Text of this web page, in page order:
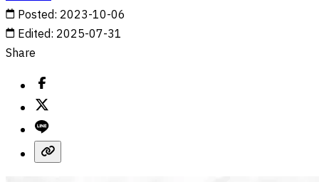
Posted: 2023-10-06
Edited: 2025-07-31
Share